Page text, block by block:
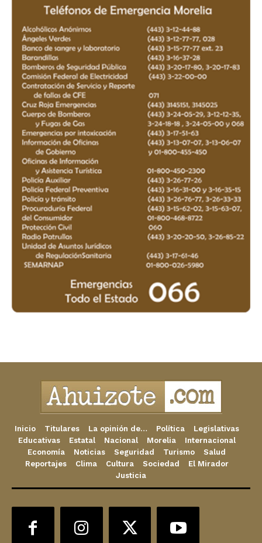
Inicio Titulares La opinión de… Política
Legislativas
Educativas
Estatal Nacional Morelia
Internacional
Economía
Noticias Seguridad Turismo
Salud
Reportajes
Clima Cultura Sociedad
El Mirador
Justicia